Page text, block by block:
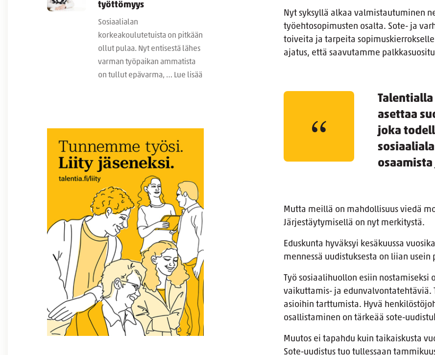
työttömyys
Sosiaalialan
korkeakoulutetuista on pitkään
ollut pulaa. Nyt entisestä lähes
varman työpaikan ammatista
on tullut epävarma, … Lue lisää
Nyt syksyllä alkaa valmistautuminen
työehtosopimusten osalta. Sote- ja
toiveita ja tarpeita
ajatus, että saavutamme
asettaa
joka
Mutta meillä on mahdollisuus viedä
Järjestäytymisellä on nyt merkitystä.
Eduskunta hyväksyi kesäkuussa
mennessä uudistuksesta on liian
Työ sosiaalihuollon esiin
vaikuttamis- ja
asioihin tarttumista. Hyvä
osallistaminen on tärkeää sote-
Muutos ei tapahdu kuin taikaiskusta
Sote-uudistus tuo tullessaan